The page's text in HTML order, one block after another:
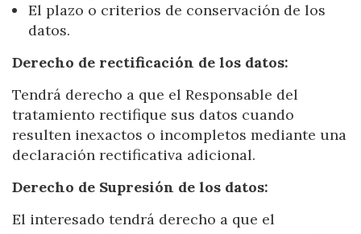
El plazo o criterios de conservación de los
datos.
Derecho de rectificación de los datos:
Tendrá derecho a que el Responsable del
tratamiento rectifique sus datos cuando
resulten inexactos o incompletos mediante una
declaración rectificativa adicional.
Derecho de Supresión de los datos:
El interesado tendrá derecho a que el